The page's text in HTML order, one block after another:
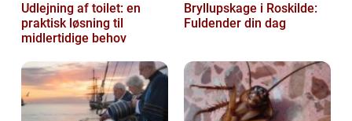
Udlejning af toilet: en
praktisk løsning til
midlertidige behov
Bryllupskage i Roskilde:
Fuldender din dag